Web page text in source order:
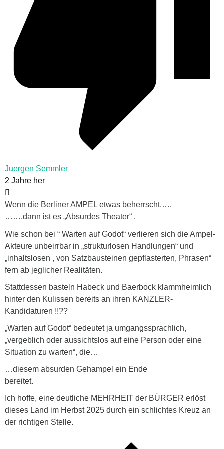
Juergen Semmler
2 Jahre her
Wenn die Berliner AMPEL etwas beherrscht,….
…….dann ist es „Absurdes Theater“ .
Wie schon bei “ Warten auf Godot“ verlieren sich die Ampel-
Akteure unbeirrbar in „strukturlosen Handlungen“ und
„inhaltslosen , von Satzbausteinen gepflasterten, Phrasen“
fern ab jeglicher Realitäten.
Stattdessen basteln Habeck und Baerbock klammheimlich
hinter den Kulissen bereits an ihren KANZLER-
Kandidaturen !!??
„Warten auf Godot“ bedeutet ja umgangssprachlich,
„vergeblich oder aussichtslos auf eine Person oder eine
Situation zu warten“, die…
…diesem absurden Gehampel ein Ende
bereitet.
Ich hoffe, eine deutliche MEHRHEIT der BÜRGER erlöst
dieses Land im Herbst 2025 durch ein schlichtes Kreuz an
der richtigen Stelle.